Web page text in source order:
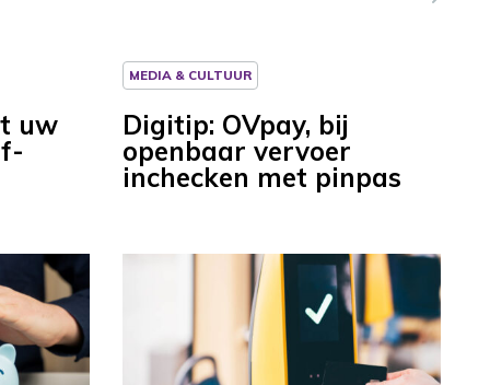
uw
MEDIA & CULTUUR
Digitip: OVpay, bij
openbaar vervoer
inchecken met pinpas